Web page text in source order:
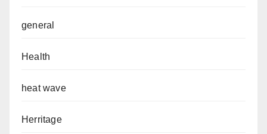
general
Health
heat wave
Herritage